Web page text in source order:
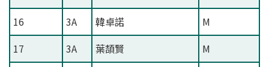
16
3A 韓卓諾
M
17
3A 葉頡賢
M